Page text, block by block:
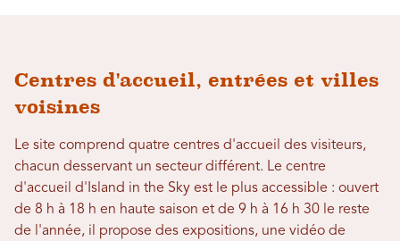
Centres d'accueil, entrées et villes
voisines
Le site comprend quatre centres d'accueil des visiteurs,
chacun desservant un secteur différent. Le centre
d'accueil d'Island in the Sky est le plus accessible : ouvert
de 8 h à 18 h en haute saison et de 9 h à 16 h 30 le reste
de l'année, il propose des expositions, une vidéo de